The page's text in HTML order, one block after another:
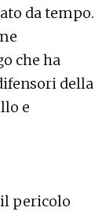
da tempo.
che ha
della
e
pericolo